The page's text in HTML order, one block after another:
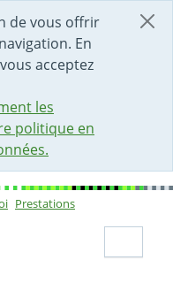
de vous offrir
En
acceptez
les
politique en
Prestations